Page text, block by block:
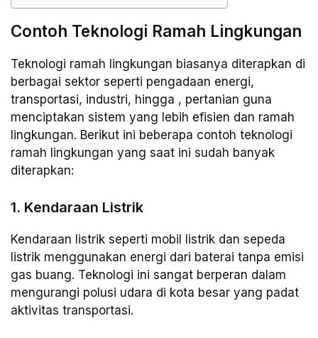
Contoh Teknologi Ramah Lingkungan
Teknologi ramah lingkungan biasanya diterapkan di
berbagai sektor seperti pengadaan energi,
transportasi, industri, hingga , pertanian guna
menciptakan sistem yang lebih efisien dan ramah
lingkungan. Berikut ini beberapa contoh teknologi
ramah lingkungan yang saat ini sudah banyak
diterapkan:
1. Kendaraan Listrik
Kendaraan listrik seperti mobil listrik dan sepeda
listrik menggunakan energi dari baterai tanpa emisi
gas buang. Teknologi ini sangat berperan dalam
mengurangi polusi udara di kota besar yang padat
aktivitas transportasi.